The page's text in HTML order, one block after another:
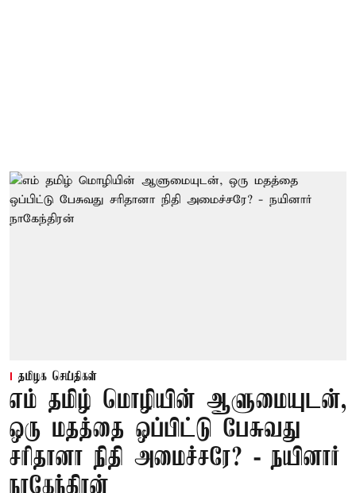
தமிழக செய்திகள்
எம் தமிழ் மொழியின் ஆளுமையுடன்,
ஒரு மதத்தை ஒப்பிட்டு பேசுவது
சரிதானா நிதி அமைச்சரே? - நயினார்
நாகேந்திரன்